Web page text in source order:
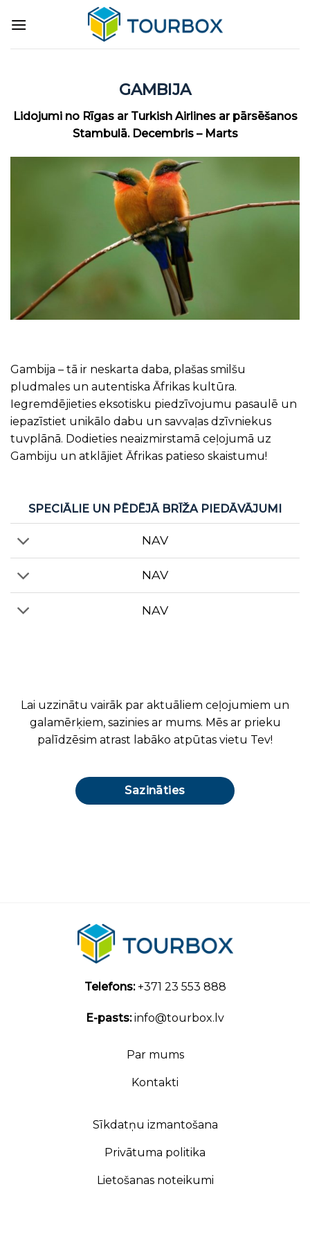
GAMBIJA
Lidojumi no Rīgas ar Turkish Airlines ar pārsēšanos
Stambulā. Decembris – Marts
Gambija – tā ir neskarta daba, plašas smilšu
pludmales un autentiska Āfrikas kultūra.
Iegremdējieties eksotisku piedzīvojumu pasaulē un
iepazīstiet unikālo dabu un savvaļas dzīvniekus
tuvplānā. Dodieties neaizmirstamā ceļojumā uz
Gambiju un atklājiet Āfrikas patieso skaistumu!
SPECIĀLIE UN PĒDĒJĀ BRĪŽA PIEDĀVĀJUMI
NAV
NAV
NAV
Lai uzzinātu vairāk par aktuāliem ceļojumiem un
galamērķiem, sazinies ar mums. Mēs ar prieku
palīdzēsim atrast labāko atpūtas vietu Tev!
Sazināties
Telefons:+371 23 553 888
E-pasts:info@tourbox.lv
Par mums
Kontakti
Sīkdatņu izmantošana
Privātuma politika
Lietošanas noteikumi